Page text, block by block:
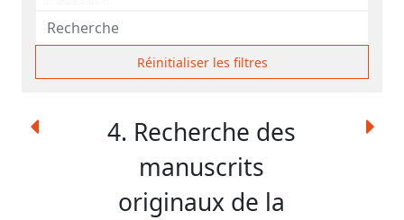
Réinitialiser les filtres
4. Recherche des
manuscrits
originaux de la
une